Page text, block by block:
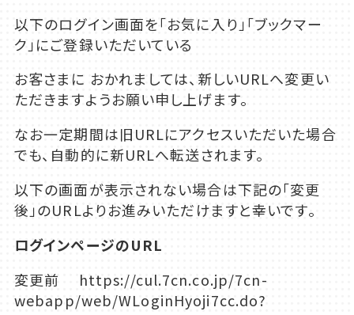
以下のログイン画面を「お気に入り」「ブックマー
ク」にご登録いただいている
お客さまに おかれましては、新しいURLへ変更い
ただきますようお願い申し上げます。
なお一定期間は旧URLにアクセスいただいた場合
でも、自動的に新URLへ転送されます。
以下の画面が表示されない場合は下記の「変更
後」のURLよりお進みいただけますと幸いです。
ログインページのURL
変更前 https://cul.7cn.co.jp/7cn-
webapp/web/WLoginHyoji7cc.do?